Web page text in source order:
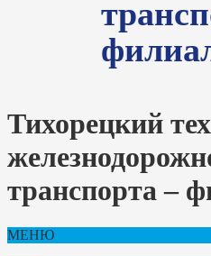
Тихорецкий
транспорта –
МЕНЮ